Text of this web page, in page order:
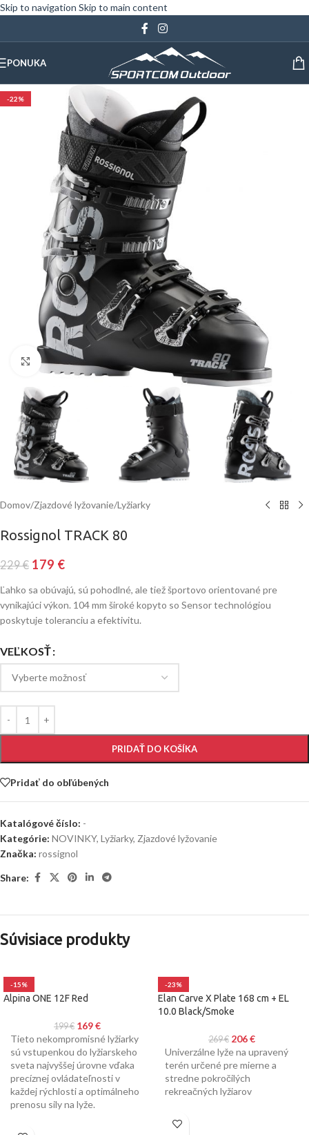
Skip to navigation Skip to main content
PONUKA
-22%
Klinite pre zväčšenie
Domov/Zjazdové lyžovanie/Lyžiarky
Rossignol TRACK 80
229€ 179 €
Ľahko sa obúvajú, sú pohodlné, ale tiež športovo orientované pre
vynikajúci výkon. 104 mm široké kopyto so Sensor technológiou
poskytuje toleranciu a efektivitu.
VEĽKOSŤ
PRIDAŤ DO KOŠÍKA
Pridať do obľúbených
Katalógové číslo: -
Kategórie: NOVINKY, Lyžiarky, Zjazdové lyžovanie
Značka: rossignol
Share:
Súvisiace produkty
-15%
Alpina ONE 12F Red
199€ 169€
Tieto nekompromisné lyžiarky
sú vstupenkou do lyžiarskeho
sveta najvyššej úrovne vďaka
precíznej ovládateľnosti v
každej rýchlosti a optimálneho
prenosu sily na lyže.
-23%
Elan Carve X Plate 168 cm + EL
10.0 Black/Smoke
269€ 206€
Univerzálne lyže na upravený
terén určené pre mierne a
stredne pokročilých
rekreačných lyžiarov